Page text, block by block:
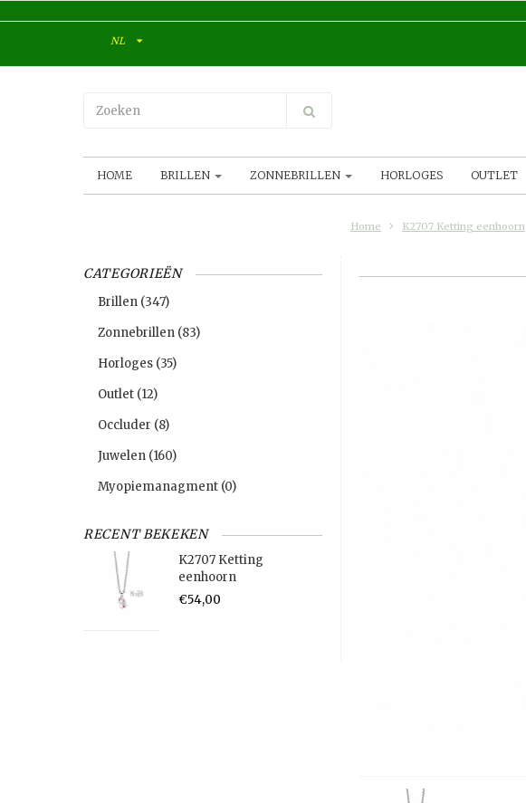
NL
HOME BRILLEN ZONNEBRILLEN HORLOGES OUTLET
Home K2707 Ketting eenhoorn
CATEGORIEËN
Brillen (347)
Zonnebrillen (83)
Horloges (35)
Outlet (12)
Occluder (8)
Juwelen (160)
Myopiemanagment (0)
RECENT BEKEKEN
K2707 Ketting
eenhoorn
€54,00